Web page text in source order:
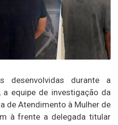
desenvolvidas durante a
a equipe de investigação da
de Atendimento à Mulher de
à frente a delegada titular